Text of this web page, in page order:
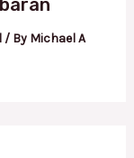
/ By Michael A